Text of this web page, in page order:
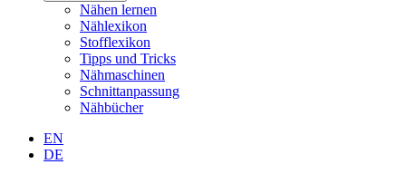
Nähen lernen
Nählexikon
Stofflexikon
Tipps und Tricks
Nähmaschinen
Schnittanpassung
Nähbücher
EN
DE